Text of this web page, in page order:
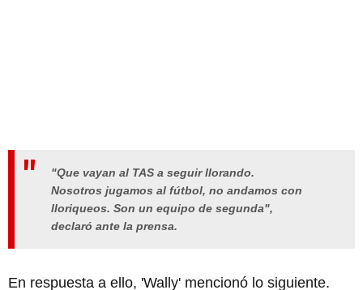
"Que vayan al TAS a seguir llorando.
Nosotros jugamos al fútbol, no andamos con
lloriqueos. Son un equipo de segunda",
declaró ante la prensa.
En respuesta a ello, 'Wally' mencionó lo siguiente.